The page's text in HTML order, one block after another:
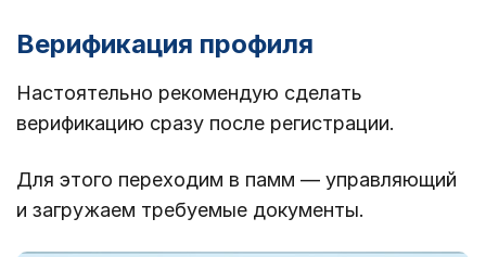
Верификация профиля
Настоятельно рекомендую сделать
верификацию сразу после регистрации.
Для этого переходим в памм — управляющий
и загружаем требуемые документы.